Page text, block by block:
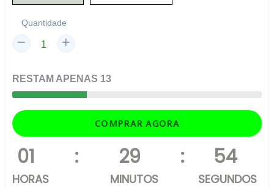
Quantidade
RESTAM APENAS 13
COMPRAR AGORA
01 : 29 : 54
HORAS MINUTOS SEGUNDOS